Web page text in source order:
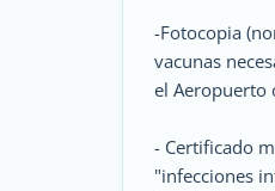
-Fotocopia
vacunas
el Aeropuerto
- Certificado
"infecciones